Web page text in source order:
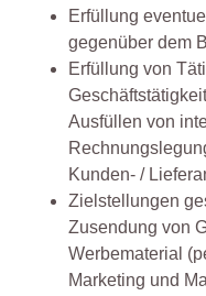
Erfüllung
gegenüber dem
Erfüllung von
Ausfüllen von
Kunden- /
Zielstellungen
Zusendung von
Werbematerial
Marketing und